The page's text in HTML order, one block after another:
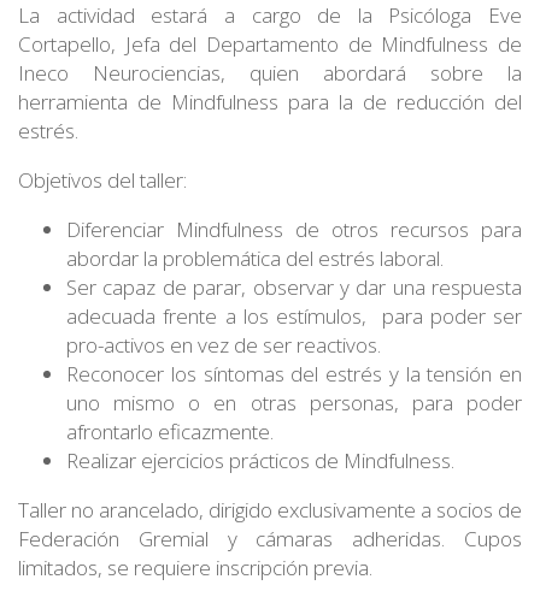
La actividad estará a cargo de la Psicóloga Eve
Cortapello, Jefa del Departamento de Mindfulness de
Ineco Neurociencias, quien abordará sobre la
herramienta de Mindfulness para la de reducción del
estrés.
Objetivos del taller:
Diferenciar Mindfulness de otros recursos para
abordar la problemática del estrés laboral.
Ser capaz de parar, observar y dar una respuesta
adecuada frente a los estímulos, para poder ser
pro-activos en vez de ser reactivos.
Reconocer los síntomas del estrés y la tensión en
uno mismo o en otras personas, para poder
afrontarlo eficazmente.
Realizar ejercicios prácticos de Mindfulness.
Taller no arancelado, dirigido exclusivamente a socios de
Federación Gremial y cámaras adheridas. Cupos
limitados, se requiere inscripción previa.